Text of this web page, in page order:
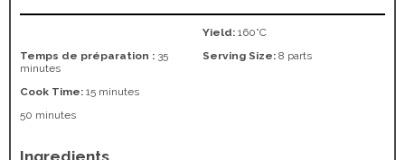
Temps de préparation : 35
minutes
Cook Time: 15 minutes
50 minutes
Yield: 160°C
Serving Size: 8 parts
Ingredients